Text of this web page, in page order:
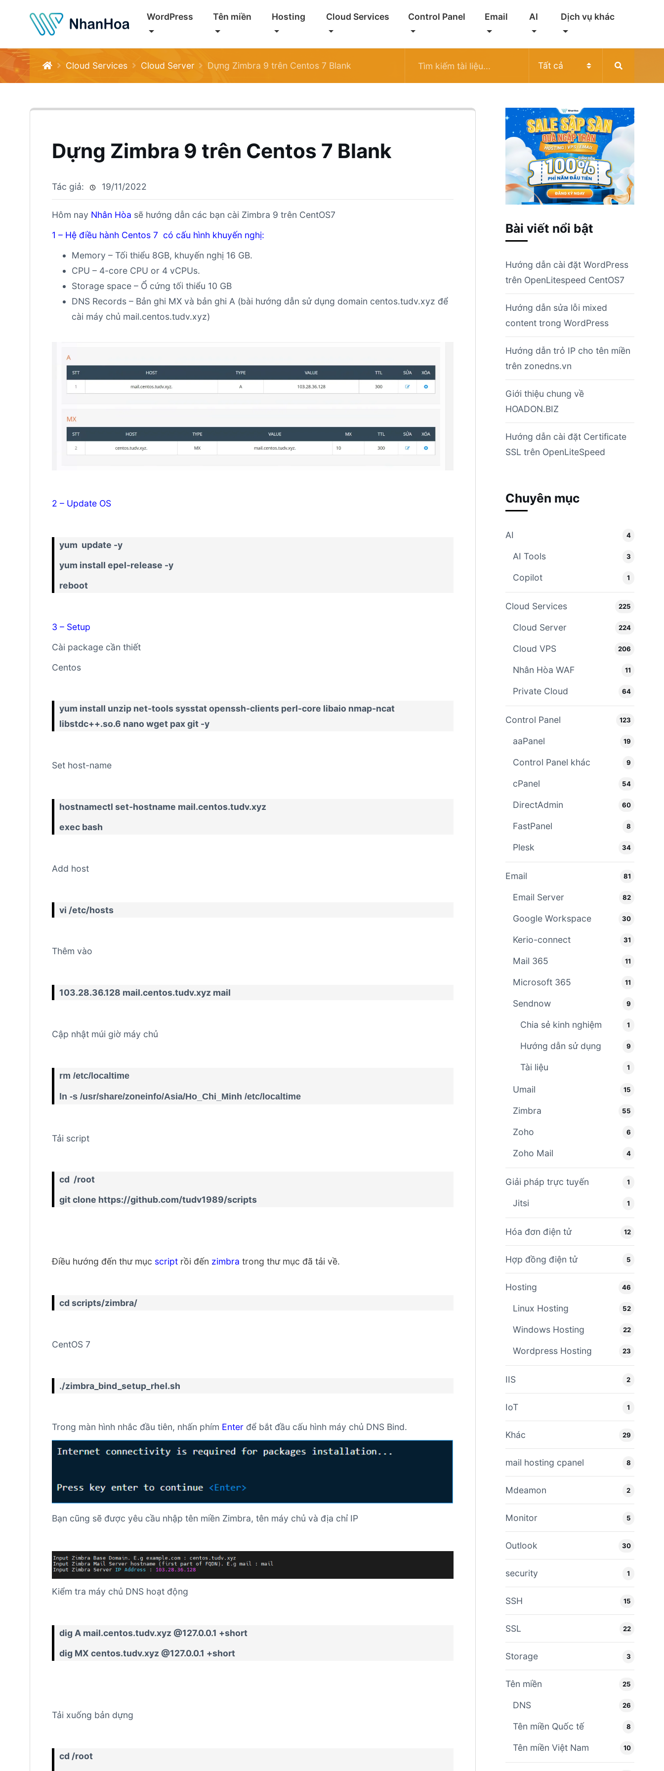
WordPress Tên miền Hosting Cloud Services Control Panel Email AI Dịch vụ khác
Cloud Services Cloud Server Dựng Zimbra 9 trên Centos 7 Blank
Dựng Zimbra 9 trên Centos 7 Blank
Tác giả: 19/11/2022
Hôm nay Nhân Hòa sẽ hướng dẫn các bạn cài Zimbra 9 trên CentOS7
1 – Hệ điều hành Centos 7 có cấu hình khuyến nghị:
Memory – Tối thiểu 8GB, khuyến nghị 16 GB.
CPU – 4-core CPU or 4 vCPUs.
Storage space – Ổ cứng tối thiểu 10 GB
DNS Records – Bản ghi MX và bản ghi A (bài hướng dẫn sử dụng domain centos.tudv.xyz để
cài máy chủ mail.centos.tudv.xyz)
2 – Update OS
yum update -y
yum install epel-release -y
reboot
3 – Setup
Cài package cần thiết
Centos
yum install unzip net-toolssysstatopenssh-clients perl-core libaio nmap-ncat
libstdc++.so.6 nano wget pax git -y
Set host-name
hostnamectl set-hostname mail.centos.tudv.xyz
exec bash
Add host
vi /etc/hosts
Thêm vào
103.28.36.128 mail.centos.tudv.xyz mail
Cập nhật múi giờ máy chủ
rm /etc/localtime
ln -s /usr/share/zoneinfo/Asia/Ho_Chi_Minh /etc/localtime
Tải script
cd /root
git clone https://github.com/tudv1989/scripts
Điều hướng đến thư mục script rồi đến zimbra trong thư mục đã tải về.
cd scripts/zimbra/
CentOS 7
./zimbra_bind_setup_rhel.sh
Trong màn hình nhắc đầu tiên, nhấn phím Enter để bắt đầu cấu hình máy chủ DNS Bind.
Bạn cũng sẽ được yêu cầu nhập tên miền Zimbra, tên máy chủ và địa chỉ IP
Kiểm tra máy chủ DNS hoạt động
dig A mail.centos.tudv.xyz @127.0.0.1 +short
dig MX centos.tudv.xyz @127.0.0.1 +short
Tải xuống bản dựng
cd /root
Bài viết nổi bật
Hướng dẫn cài đặt WordPress
trên OpenLitespeed CentOS7
Hướng dẫn sửa lỗi mixed
content trong WordPress
Hướng dẫn trỏ IP cho tên miền
trên zonedns.vn
Giới thiệu chung về
HOADON.BIZ
Hướng dẫn cài đặt Certificate
SSL trên OpenLiteSpeed
Chuyên mục
AI 4
AI Tools 3
Copilot 1
Cloud Services 225
Cloud Server 224
Cloud VPS 206
Nhân Hòa WAF 11
Private Cloud 64
Control Panel 123
aaPanel 19
Control Panel khác 9
cPanel 54
DirectAdmin 60
FastPanel 8
Plesk 34
Email 81
Email Server 82
Google Workspace 30
Kerio-connect 31
Mail 365 11
Microsoft 365 11
Sendnow 9
Chia sẻ kinh nghiệm 1
Hướng dẫn sử dụng 9
Tài liệu 1
Umail 15
Zimbra 55
Zoho 6
Zoho Mail 4
Giải pháp trực tuyến 1
Jitsi 1
Hóa đơn điện tử 12
Hợp đồng điện tử 5
Hosting 46
Linux Hosting 52
Windows Hosting 22
Wordpress Hosting 23
IIS 2
IoT 1
Khác 29
mail hosting cpanel 8
Mdeamon 2
Monitor 5
Outlook 30
security 1
SSH 15
SSL 22
Storage 3
Tên miền 25
DNS 26
Tên miền Quốc tế 8
Tên miền Việt Nam 10